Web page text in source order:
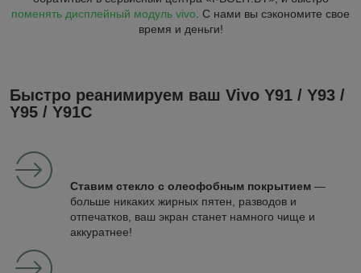
поменять дисплейный модуль vivo. С нами вы сэкономите свое
время и деньги!
Быстро реанимируем ваш Vivo Y91 / Y93 /
Y95 / Y91C
Ставим стекло с олеофобным покрытием —
больше никаких жирных пятен, разводов и
отпечатков, ваш экран станет намного чище и
аккуратнее!